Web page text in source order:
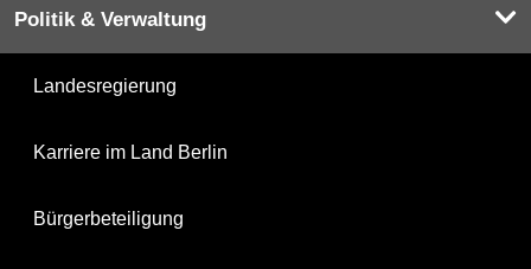
Politik & Verwaltung
Landesregierung
Karriere im Land Berlin
Bürgerbeteiligung